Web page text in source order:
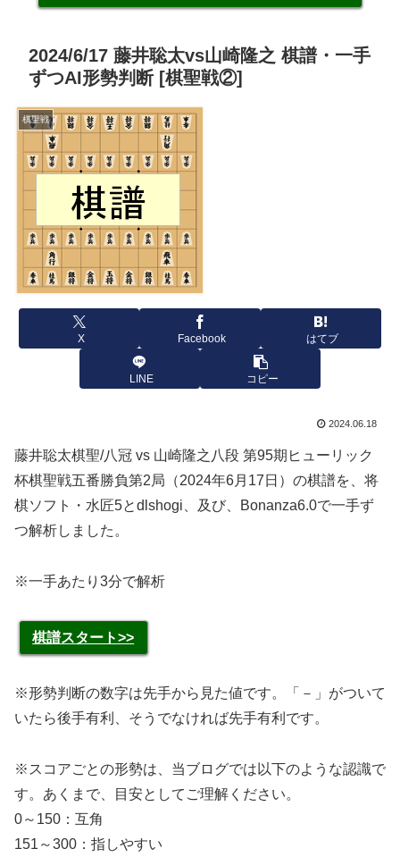
2024/6/17 藤井聡太vs山崎隆之 棋譜・一手
ずつAI形勢判断 [棋聖戦②]
棋聖戦
X Facebook はてブ
LINE コピー
2024.06.18
藤井聡太棋聖/八冠 vs 山崎隆之八段 第95期ヒューリック
杯棋聖戦五番勝負第2局（2024年6月17日）の棋譜を、将
棋ソフト・水匠5とdlshogi、及び、Bonanza6.0で一手ず
つ解析しました。
※一手あたり3分で解析
棋譜スタート>>
※形勢判断の数字は先手から見た値です。「－」がついて
いたら後手有利、そうでなければ先手有利です。
※スコアごとの形勢は、当ブログでは以下のような認識で
す。あくまで、目安としてご理解ください。
0～150：互角
151～300：指しやすい